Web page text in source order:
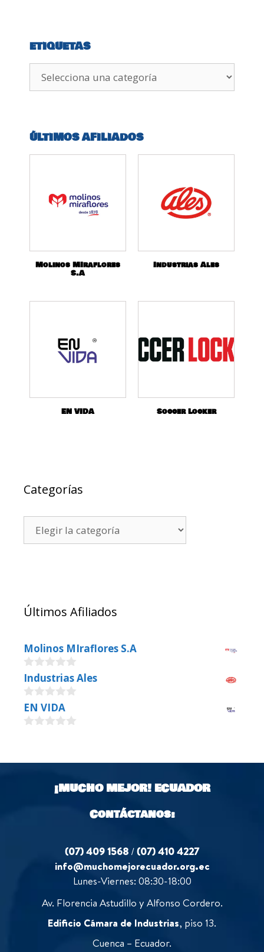
ETIQUETAS
ÚLTIMOS AFILIADOS
Molinos MIraflores
S.A
Industrias Ales
EN VIDA Soccer Locker
Categorías
Últimos Afiliados
Molinos MIraflores S.A
0
o
u
t
o
f
Industrias Ales
0
o
u
5
EN VIDA
t
¡MUCHO MEJOR!ECUADOR
Contáctanos:
(07) 409 1568 /(07) 410 4227
info@muchomejorecuador.org.ec
Lunes-Viernes: 08:30-18:00
Av. Florencia Astudillo y Alfonso Cordero.
Edificio Cámara de Industrias, piso 13.
Cuenca – Ecuador.